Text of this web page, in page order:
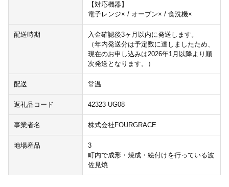
【対応機器】
電子レンジ× / オーブン× / 食洗機×
配送時期
入金確認後3ヶ月以内に発送します。
（年内発送分は予定数に達しましたため、
現在のお申し込みは2026年1月以降より順
次発送となります。）
配送 常温
返礼品コード 42323-UG08
事業者名 株式会社FOURGRACE
地場産品
3
町内で成形・焼成・絵付けを行っている波
佐見焼